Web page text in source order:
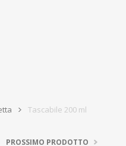
Tascabile 200 ml
PROSSIMO PRODOTTO